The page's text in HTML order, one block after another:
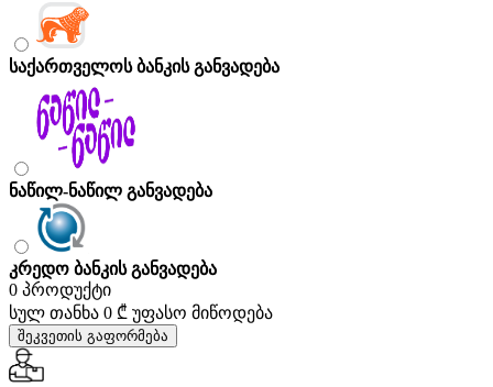
საქართველოს ბანკის განვადება
ნაწილ-ნაწილ განვადება
კრედო ბანკის განვადება
0 პროდუქტი
სულ თანხა 0 ₾ უფასო მიწოდება
შეკვეთის გაფორმება